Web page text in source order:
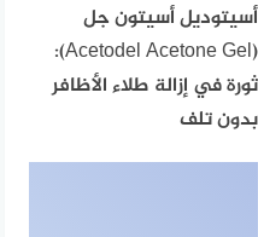
أسيتوديل أسيتون جل
(Acetodel Acetone Gel):
ثورة في إزالة طلاء الأظافر
بدون تلف